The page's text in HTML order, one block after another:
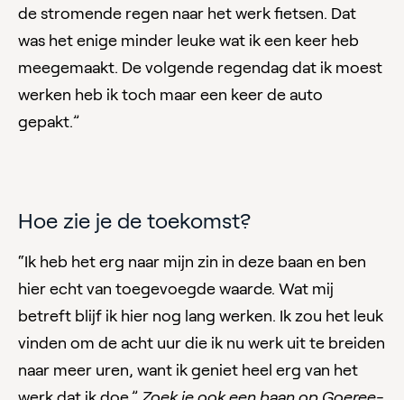
de stromende regen naar het werk fietsen. Dat
was het enige minder leuke wat ik een keer heb
meegemaakt. De volgende regendag dat ik moest
werken heb ik toch maar een keer de auto
gepakt.”
Hoe zie je de toekomst?
“Ik heb het erg naar mijn zin in deze baan en ben
hier echt van toegevoegde waarde. Wat mij
betreft blijf ik hier nog lang werken. Ik zou het leuk
vinden om de acht uur die ik nu werk uit te breiden
naar meer uren, want ik geniet heel erg van het